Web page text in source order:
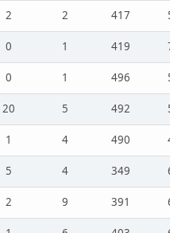
2 2 417
0 1 419
0 1 496
20 5 492
1 4 490
5 4 349
2 9 391